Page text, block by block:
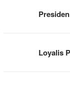
Loyalis